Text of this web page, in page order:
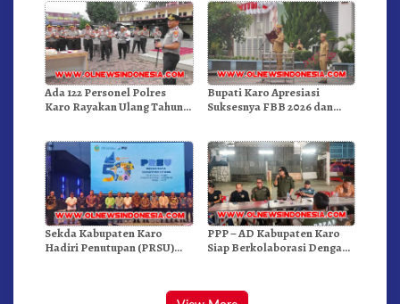
Ada 122 Personel Polres
Karo Rayakan Ulang Tahun
Bupati Karo Apresiasi
Suksesnya FBB 2026 dan
Sekda Kabupaten Karo
Hadiri Penutupan (PRSU)
PPP – AD Kabupaten Karo
Siap Berkolaborasi Dengan